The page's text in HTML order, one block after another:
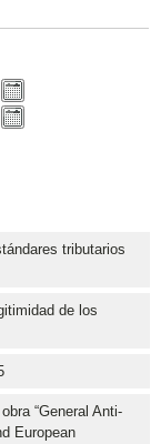
tributarios
de los
“General Anti-
European